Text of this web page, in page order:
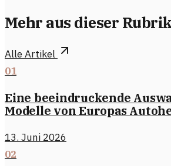
Mehr aus dieser
Alle Artikel
01
Eine beeindruckende
Modelle von Europas
13. Juni 2026
02